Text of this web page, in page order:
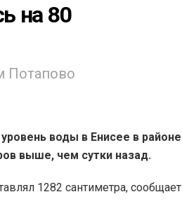
на 80
Потапово
воды в Енисее в районе
выше, чем сутки назад.
1282 сантиметра, сообщает